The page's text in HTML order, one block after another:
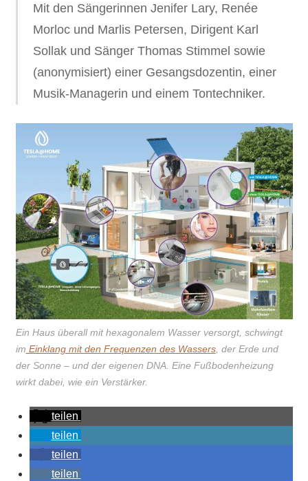
Mit den Sängerinnen Jenifer Lary, Renée
Morloc und Marlis Petersen, Dirigent Karl
Sollak und Sänger Thomas Stimmel sowie
(anonymisiert) einer Gesangsdozentin, einer
Musik-Managerin und einem Tontechniker.
Ein Haus überall mit hexagonalem Wasser versorgt, schwingt
im Einklang mit den Frequenzen des Wassers, der Erde und
der Sonne – und der eigenen DNA. Eine Fußbodenheizung
wirkt dabei, wie ein Verstärker.
teilen
teilen
teilen
teilen